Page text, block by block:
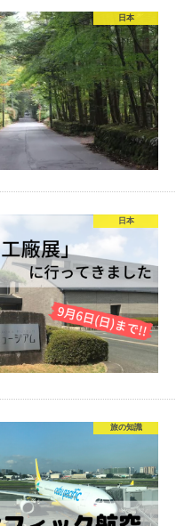
日本
日本
旅の知識